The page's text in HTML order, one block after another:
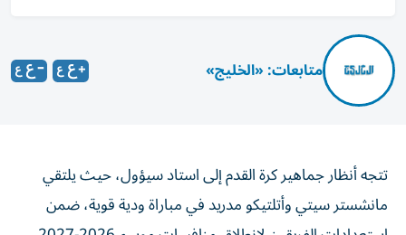
متابعات: «الخليج»
تتجه أنظار جماهير كرة القدم إلى استاد سيؤول، حيث يلتقي
مانشستر سيتي وأتلتيكو مدريد في مباراة ودية قوية، ضمن
استعدادات الفريقين لانطلاق منافسات موسم 2026-2027.